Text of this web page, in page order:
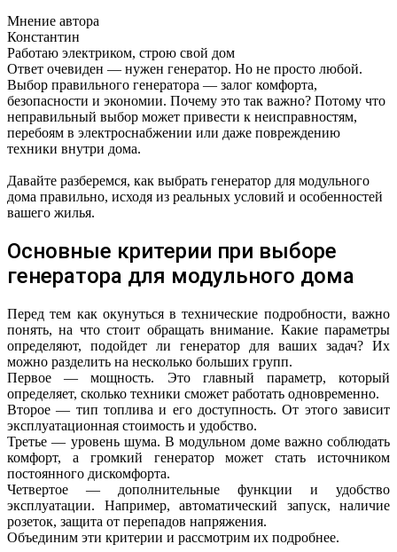
Мнение автора
Константин
Работаю электриком, строю свой дом
Ответ очевиден — нужен генератор. Но не просто любой.
Выбор правильного генератора — залог комфорта,
безопасности и экономии. Почему это так важно? Потому что
неправильный выбор может привести к неисправностям,
перебоям в электроснабжении или даже повреждению
техники внутри дома.
Давайте разберемся, как выбрать генератор для модульного
дома правильно, исходя из реальных условий и особенностей
вашего жилья.
Основные критерии при выборе
генератора для модульного дома
Перед тем как окунуться в технические подробности, важно
понять, на что стоит обращать внимание. Какие параметры
определяют, подойдет ли генератор для ваших задач? Их
можно разделить на несколько больших групп.
Первое — мощность. Это главный параметр, который
определяет, сколько техники сможет работать одновременно.
Второе — тип топлива и его доступность. От этого зависит
эксплуатационная стоимость и удобство.
Третье — уровень шума. В модульном доме важно соблюдать
комфорт, а громкий генератор может стать источником
постоянного дискомфорта.
Четвертое — дополнительные функции и удобство
эксплуатации. Например, автоматический запуск, наличие
розеток, защита от перепадов напряжения.
Объединим эти критерии и рассмотрим их подробнее.